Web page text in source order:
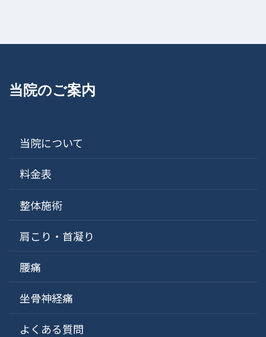
当院のご案内
当院について
料金表
整体施術
肩こり・首凝り
腰痛
坐骨神経痛
よくある質問